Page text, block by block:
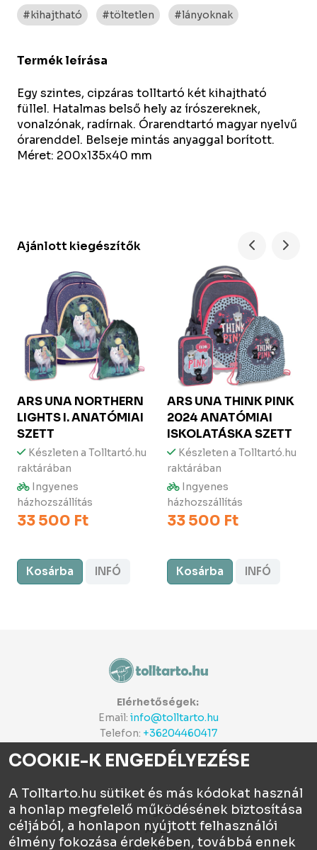
#kihajtható #töltetlen #lányoknak
Termék leírása
Egy szintes, cipzáras tolltartó két kihajtható
füllel. Hatalmas belső hely az írószereknek,
vonalzónak, radírnak. Órarendtartó magyar nyelvű
órarenddel. Belseje mintás anyaggal borított.
Méret: 200x135x40 mm
Ajánlott kiegészítők
ARS UNANORTHERN
LIGHTS I. ANATÓMIAI
SZETT
Készleten a Tolltartó.hu
raktárában
Ingyenes
házhozszállítás
33 500 Ft
Kosárba INFÓ
ARS UNATHINK PINK
2024 ANATÓMIAI
ISKOLATÁSKA SZETT
Készleten a Tolltartó.hu
raktárában
Ingyenes
házhozszállítás
33 500 Ft
Kosárba INFÓ
Elérhetőségek:
Email: info@tolltarto.hu
Telefon: +36204460417
Céginfo
ÁSZF
COOKIE-K ENGEDÉLYEZÉSE
A Tolltarto.hu sütiket és más kódokat használ
a honlap megfelelő működésének biztosítása
céljából, a honlapon nyújtott felhasználói
élmény fokozása érdekében, továbbá ennek